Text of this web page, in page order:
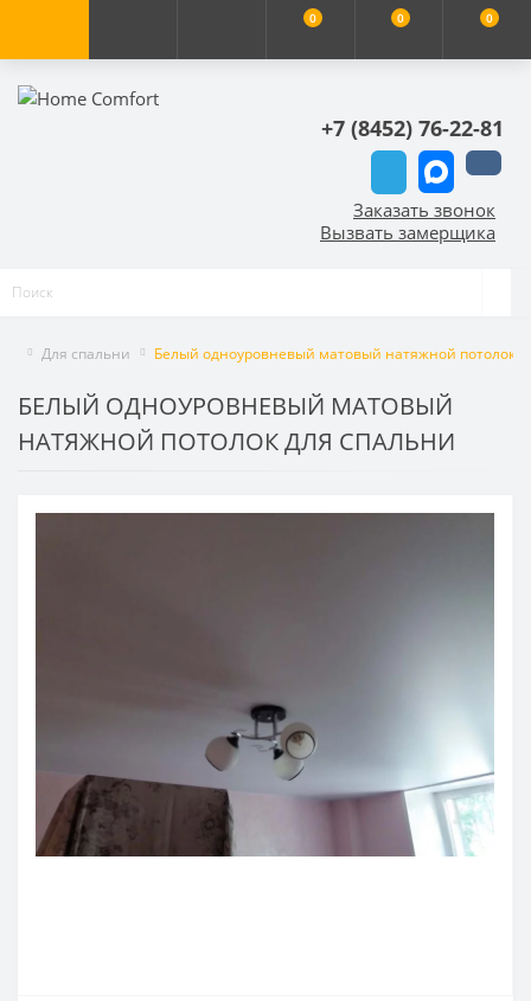
0 0 0
+7 (8452) 76-22-81
Заказать звонок
Вызвать замерщика
Для спальни Белый одноуровневый матовый натяжной потолок
БЕЛЫЙ ОДНОУРОВНЕВЫЙ МАТОВЫЙ
НАТЯЖНОЙ ПОТОЛОК ДЛЯ СПАЛЬНИ